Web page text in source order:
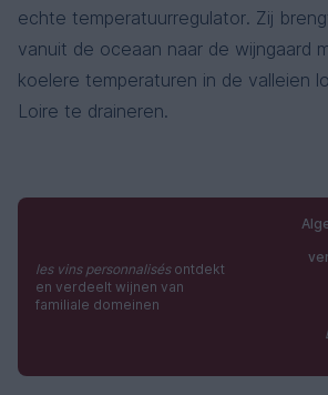
echte temperatuurregulator. Zij
vanuit de oceaan naar de wijngaard
koelere temperaturen in de valleien
Loire te draineren.
les vins personnalisésontdekt
en verdeelt wijnen van
familiale domeinen